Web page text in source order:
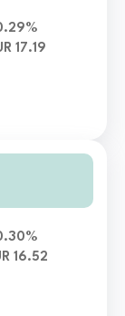
17.19
16.52